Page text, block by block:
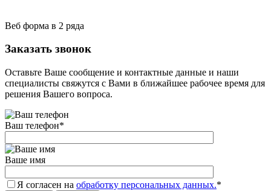
Веб форма в 2 ряда
Заказать звонок
Оставьте Ваше сообщение и контактные данные и наши
специалисты свяжутся с Вами в ближайшее рабочее время для
решения Вашего вопроса.
Ваш телефон*
Ваше имя
Я согласен на обработку персональных данных.*